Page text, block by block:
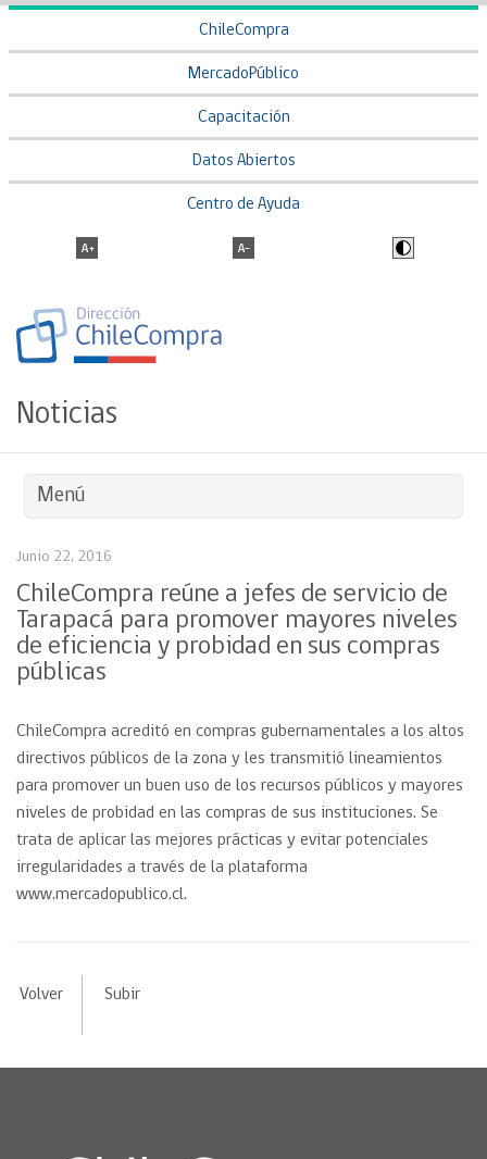
ChileCompra
MercadoPúblico
Capacitación
Datos Abiertos
Centro de Ayuda
Noticias
Menú
Junio 22, 2016
ChileCompra reúne a jefes de servicio de
Tarapacá para promover mayores niveles
de eficiencia y probidad en sus compras
públicas
ChileCompra acreditó en compras gubernamentales a los altos
directivos públicos de la zona y les transmitió lineamientos
para promover un buen uso de los recursos públicos y mayores
niveles de probidad en las compras de sus instituciones. Se
trata de aplicar las mejores prácticas y evitar potenciales
irregularidades a través de la plataforma
www.mercadopublico.cl.
Volver Subir